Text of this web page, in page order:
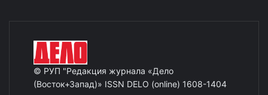
© РУП "Редакция журнала «Дело
(Восток+Запад)» ISSN DELO (online) 1608-1404